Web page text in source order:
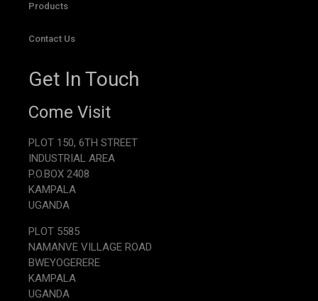
Products
Contact Us
Get In Touch
Come Visit
PLOT 150, 6TH STREET
INDUSTRIAL AREA
P.O.BOX 2408
KAMPALA
UGANDA
PLOT 5585
NAMANVE VILLAGE ROAD
BWEYOGERERE
KAMPALA
UGANDA